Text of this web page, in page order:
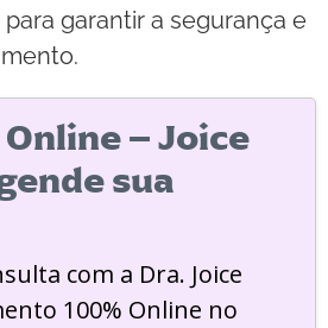
garantir a segurança e
– Joice
sua
com a Dra. Joice
100% Online no